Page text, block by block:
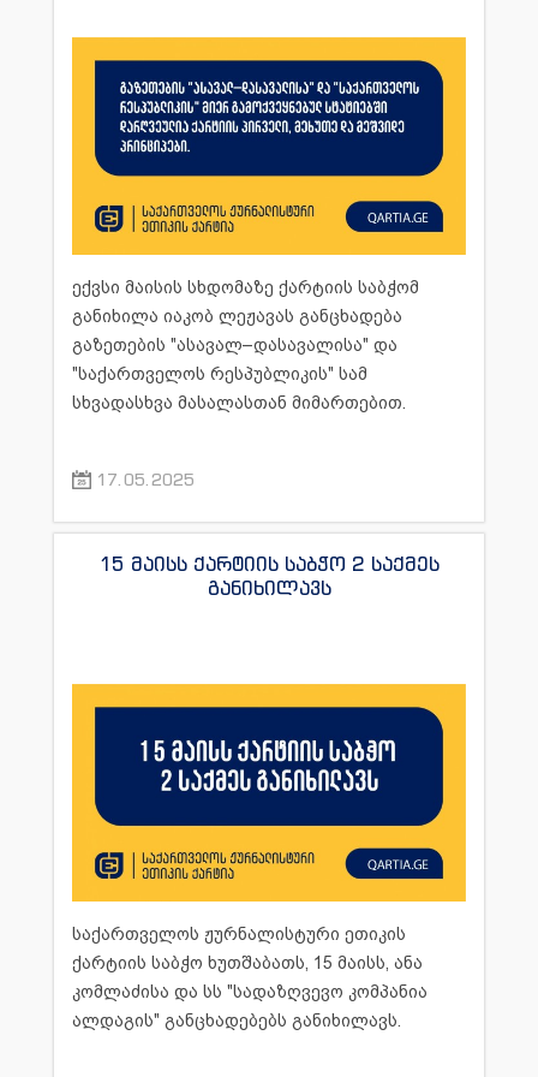
რომელთაგან საბჭომ ყველა დარღვეულად
მიიჩნია.
საქმეზე გადაწყვეტილების სამოტივაციო
ნაწილი გამოქვეყნდება მოგვიანებით.
ექვსი მაისის სხდომაზე ქარტიის საბჭომ
განიხილა იაკობ ლეჟავას განცხადება
გაზეთების "ასავალ–დასავალისა" და
"საქართველოს რესპუბლიკის" სამ
სხვადასხვა მასალასთან მიმართებით.
სადავო სტატია
დასავალი” 2025 წლის 10 თებერვალს
გამოაქვეყნა, ხოლო შემდეგ 2025 წლის 14
“საქართველოს რესპუბლიკამ”
განმცხადებლი თავდაპირველად დავობდა
ქარტიის პირველი (სიზუსტე), მეხუთე
(შესწორება), მე-10 (პირადი ცხოვრება) და
მე-11 (ფაქტის განზრახ დამახინჯება)
პრინციპების დარღვევაზე, თუმცა განხილვის
ქარტიის მე-7 პრინციპით. ამასთან, მიუთითა,
რომ გაზეთ “საქართველოს
რესპუბლიკასთან”, ასევე მოხსნა მე-5
პრინციპი ერთ ერთ სტატიასთან
17.05.2025
15 მაისს ქარტიის საბჭო 2 საქმეს
განიხილავს
საქართველოს ჟურნალისტური ეთიკის
ქარტიის საბჭო ხუთშაბათს, 15 მაისს, ანა
კომლაძისა და სს "სადაზღვევო კომპანია
ალდაგის" განცხადებებს განიხილავს.